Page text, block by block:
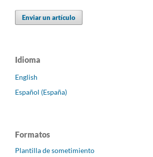
Enviar un artículo
Idioma
English
Español (España)
Formatos
Plantilla de sometimiento